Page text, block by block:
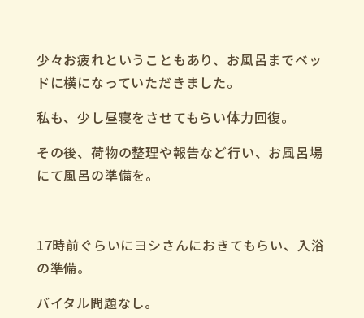
少々お疲れということもあり、お風呂までベッ
ドに横になっていただきました。
私も、少し昼寝をさせてもらい体力回復。
その後、荷物の整理や報告など行い、 お風呂場
にて風呂の準備を。
17時前ぐらいにヨシさんにおきてもらい、入浴
の準備。
バイタル問題なし。